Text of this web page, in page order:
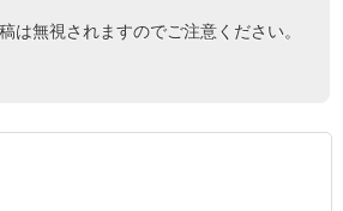
は無視されますのでご注意ください。